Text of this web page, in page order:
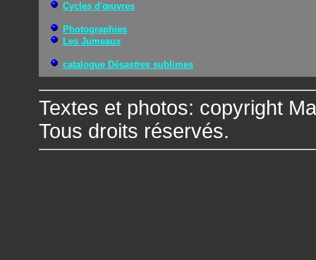
Cycles d'œuvres
Photographies
Les Jumeaux
catalogue Désastres sublimes
Textes et photos: copyright
Tous droits réservés.